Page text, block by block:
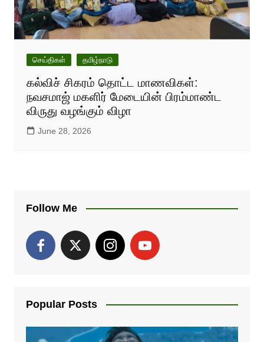
செய்திகள் தமிழ்நாடு
கல்விச் சிகரம் தொட்ட மாணவிகள்:
நவசமாஜ் மகளிர் மேடையின் பிரம்மாண்ட
விருது வழங்கும் விழா
June 28, 2026
Follow Me
Popular Posts